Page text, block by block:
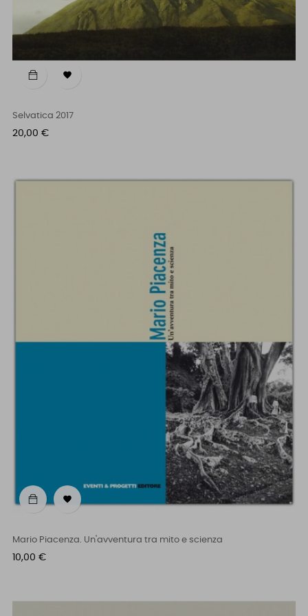

Selvatica 2017
Prezzo
20,00 €

Mario Piacenza. Un'avventura tra mito e scienza
Prezzo
10,00 €